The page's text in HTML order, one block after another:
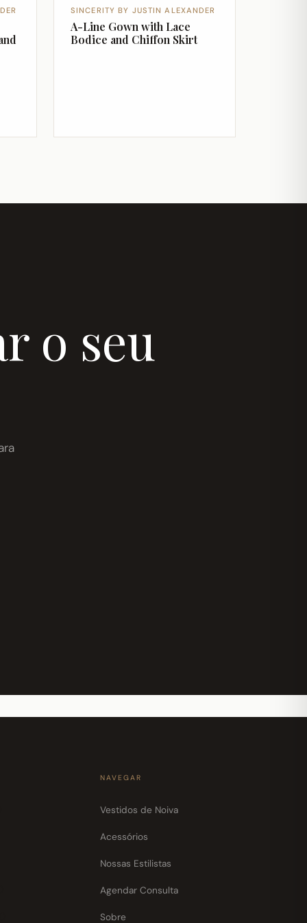
SINCERITY BY JUSTIN ALEXANDER
A-Line Gown with Lace
Bodice and Chiffon Skirt
o seu
NAVEGAR
Vestidos de Noiva
Acessórios
Nossas Estilistas
Agendar Consulta
Sobre